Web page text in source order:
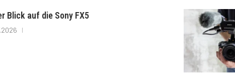
Blick auf die Sony FX5